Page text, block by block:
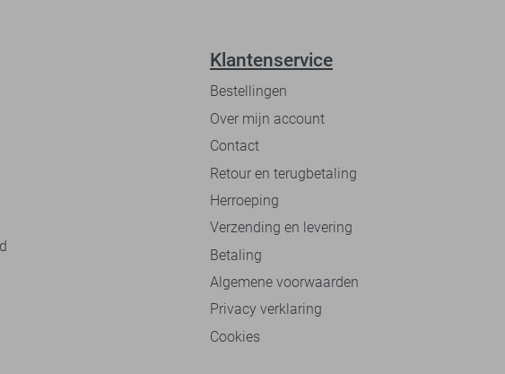
Klantenservice
Bestellingen
Over mijn account
Contact
Retour en terugbetaling
Herroeping
Verzending en levering
Betaling
Algemene voorwaarden
Privacy verklaring
Cookies